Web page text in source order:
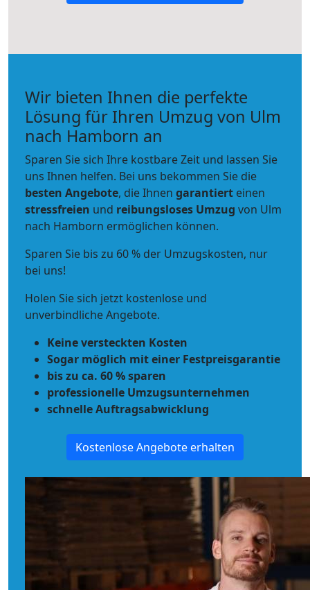
Wir bieten Ihnen die perfekte
Lösung für Ihren Umzug von Ulm
nach Hamborn an
Sparen Sie sich Ihre kostbare Zeit und lassen Sie
uns Ihnen helfen. Bei uns bekommen Sie die
besten Angebote, die Ihnen garantiert einen
stressfreien und reibungsloses Umzug von Ulm
nach Hamborn ermöglichen können.
Sparen Sie bis zu 60 % der Umzugskosten, nur
bei uns!
Holen Sie sich jetzt kostenlose und
unverbindliche Angebote.
Keine versteckten Kosten
Sogar möglich mit einer Festpreisgarantie
bis zu ca. 60 % sparen
professionelle Umzugsunternehmen
schnelle Auftragsabwicklung
Kostenlose Angebote erhalten